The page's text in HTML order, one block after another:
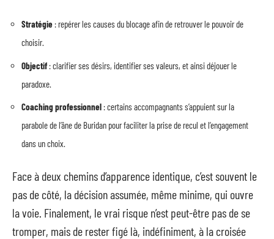
Stratégie : repérer les causes du blocage afin de retrouver le pouvoir de
choisir.
Objectif: clarifier ses désirs, identifier ses valeurs, et ainsi déjouer le
paradoxe.
Coaching professionnel : certains accompagnants s’appuient sur la
parabole de l’âne de Buridan pour faciliter la prise de recul et l’engagement
dans un choix.
Face à deux chemins d’apparence identique, c’est souvent le
pas de côté, la décision assumée, même minime, qui ouvre
la voie. Finalement, le vrai risque n’est peut-être pas de se
tromper, mais de rester figé là, indéfiniment, à la croisée